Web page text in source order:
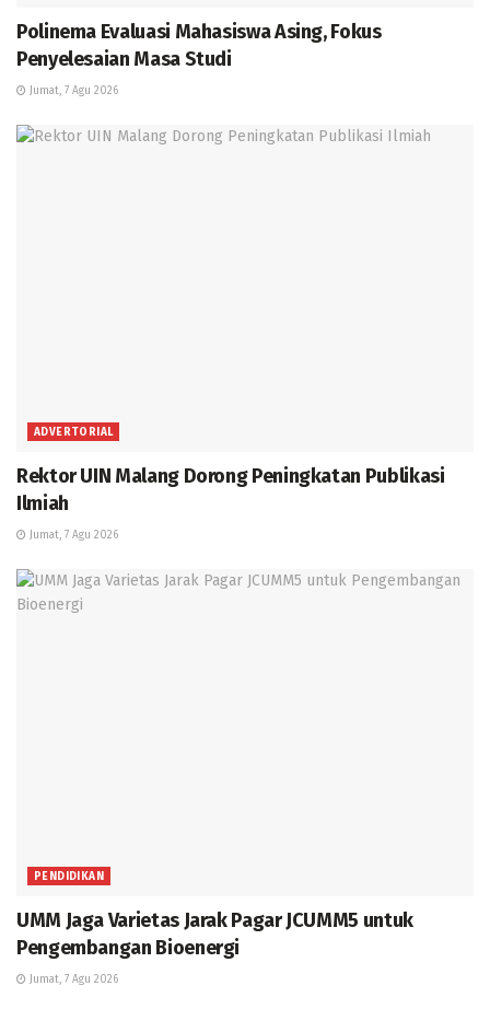
Polinema Evaluasi Mahasiswa Asing, Fokus
Penyelesaian Masa Studi
Jumat, 7 Agu 2026
ADVERTORIAL
Rektor UIN Malang Dorong Peningkatan Publikasi
Ilmiah
Jumat, 7 Agu 2026
PENDIDIKAN
UMM Jaga Varietas Jarak Pagar JCUMM5 untuk
Pengembangan Bioenergi
Jumat, 7 Agu 2026